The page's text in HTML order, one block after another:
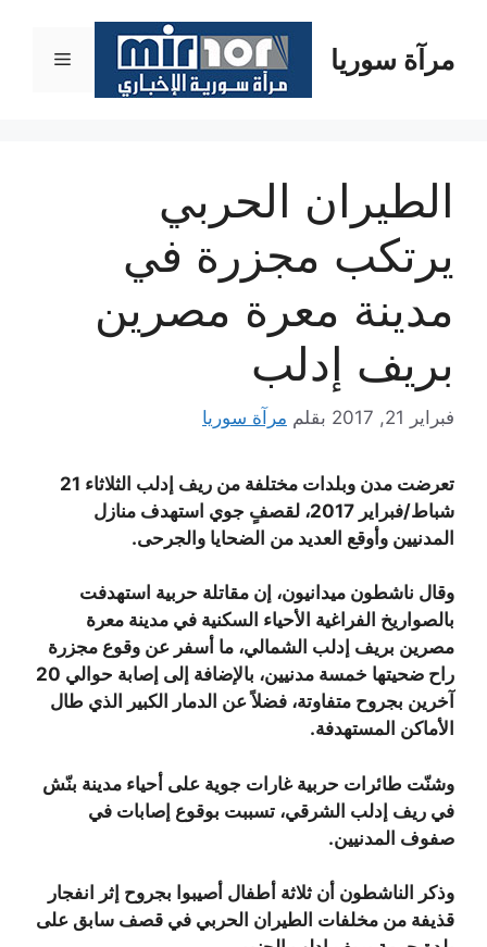
المحتوىمرآة سوريا القائمة
الطيران الحربي
يرتكب مجزرة في
مدينة معرة مصرين
بريف إدلب
فبراير 21, 2017 بقلم مرآة سوريا
تعرضت مدن وبلدات مختلفة من ريف إدلب الثلاثاء 21
شباط/فبراير 2017، لقصفٍ جوي استهدف منازل
المدنيين وأوقع العديد من الضحايا والجرحى.
وقال ناشطون ميدانيون، إن مقاتلة حربية استهدفت
بالصواريخ الفراغية الأحياء السكنية في مدينة معرة
مصرين بريف إدلب الشمالي، ما أسفر عن وقوع مجزرة
راح ضحيتها خمسة مدنيين، بالإضافة إلى إصابة حوالي 20
آخرين بجروح متفاوتة، فضلاً عن الدمار الكبير الذي طال
الأماكن المستهدفة.
وشنّت طائرات حربية غارات جوية على أحياء مدينة بنّش
في ريف إدلب الشرقي، تسببت بوقوع إصابات في
صفوف المدنيين.
وذكر الناشطون أن ثلاثة أطفال أصيبوا بجروح إثر انفجار
قذيفة من مخلفات الطيران الحربي في قصف سابق على